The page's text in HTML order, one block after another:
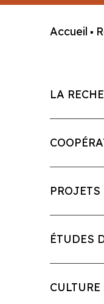
Accueil ▪
LA
PROJETS
ÉTUDES